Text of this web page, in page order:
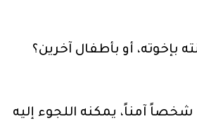
آمناً، يمكنه اللجوء إليه